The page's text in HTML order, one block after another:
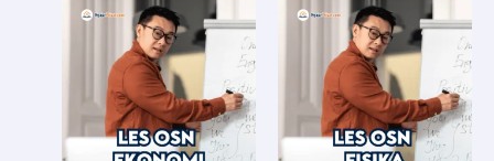
range:
Rp220.000
through
Rp16.800.000
product
has
variants.
The
options
range:
has
The